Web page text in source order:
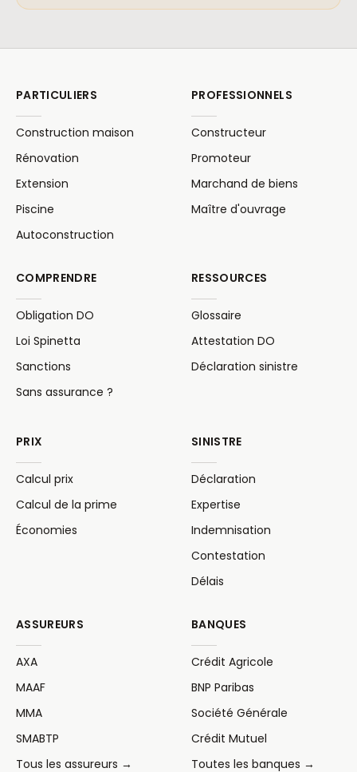
PARTICULIERS
Construction maison
Rénovation
Extension
Piscine
Autoconstruction
PROFESSIONNELS
Constructeur
Promoteur
Marchand de biens
Maître d'ouvrage
COMPRENDRE
Obligation DO
Loi Spinetta
Sanctions
Sans assurance ?
RESSOURCES
Glossaire
Attestation DO
Déclaration sinistre
PRIX
Calcul prix
Calcul de la prime
Économies
SINISTRE
Déclaration
Expertise
Indemnisation
Contestation
Délais
ASSUREURS
AXA
MAAF
MMA
SMABTP
Tous les assureurs →
BANQUES
Crédit Agricole
BNP Paribas
Société Générale
Crédit Mutuel
Toutes les banques →